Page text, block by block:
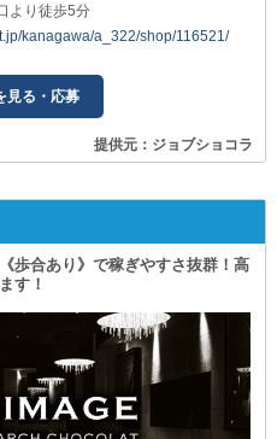
より徒歩5分
kanagawa/a_322/shop/116521/
見る・応募
提供元：ジョブショコラ
歩合あり》で稼ぎやすさ抜群！高
す！